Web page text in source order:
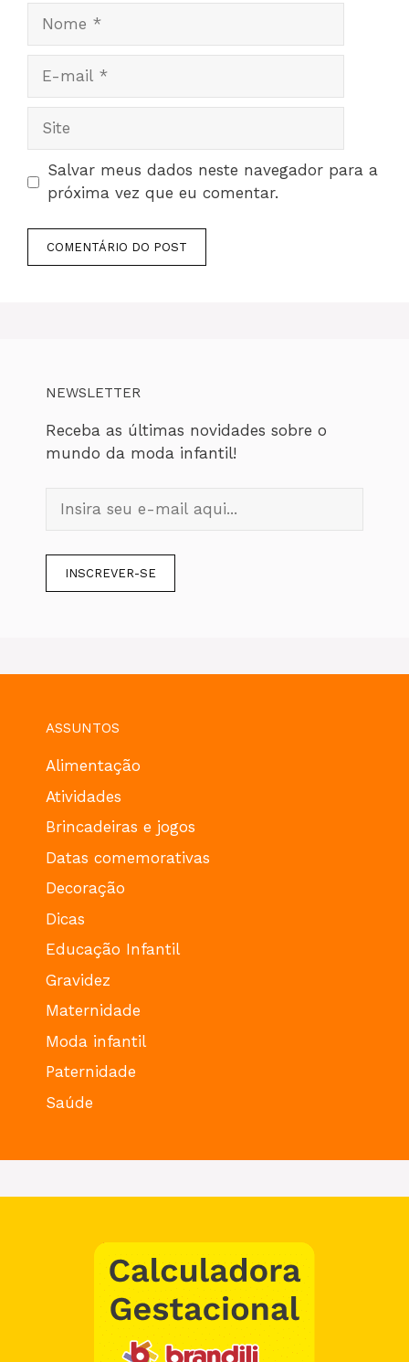
Site
Salvar meus dados neste navegador para a
próxima vez que eu comentar.
NEWSLETTER
Receba as últimas novidades sobre o
mundo da moda infantil!
ASSUNTOS
Alimentação
Atividades
Brincadeiras e jogos
Datas comemorativas
Decoração
Dicas
Educação Infantil
Gravidez
Maternidade
Moda infantil
Paternidade
Saúde